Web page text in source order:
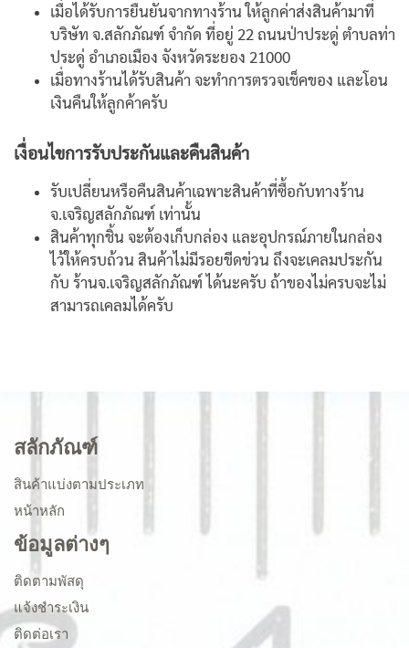
เมื่อได้รับการยืนยันจากทางร้าน ให้ลูกค่าส่งสินค้ามาที่
บริษัท จ.สลักภัณฑ์ จำกัด ที่อยู่ 22 ถนนป่าประดู่ ตำบลท่า
ประดู่ อำเภอเมือง จังหวัดระยอง 21000
เมื่อทางร้านได้รับสินค้า จะทำการตรวจเช็คของ และโอน
เงินคืนให้ลูกค้าครับ
เงื่อนไขการรับประกันและคืนสินค้า
รับเปลี่ยนหรือคืนสินค้าเฉพาะสินค้าที่ซื้อกับทางร้าน
จ.เจริญสลักภัณฑ์ เท่านั้น
สินค้าทุกชิ้น จะต้องเก็บกล่อง และอุปกรณ์ภายในกล่อง
ไว้ให้ครบถ้วน สินค้าไม่มีรอยขีดข่วน ถึงจะเคลมประกัน
กับ ร้านจ.เจริญสลักภัณฑ์ ได้นะครับ ถ้าของไม่ครบจะไม่
สามารถเคลมได้ครับ
สลักภัณฑ์
สินค้าแบ่งตามประเภท
หน้าหลัก
ข้อมูลต่างๆ
ติดตามพัสดุ
แจ้งชำระเงิน
ติดต่อเรา